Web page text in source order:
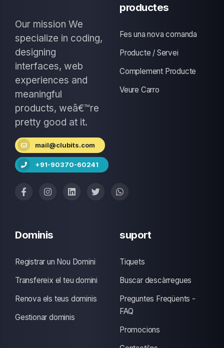
Our mission We
specialize in coding,
designing
interfaces, web
experiences and
meaningful
products, weâ€™re
pretty good at it.
mail@clubits.com
+91-90370-60241
productes
Fes una nova comanda
Producte / Servei
Complement Producte
Veure Carro
Dominis
Registrar un Nou Domini
Transfereix el teu domini
Renova els teus dominis
Gestionar dominis
suport
Tiquets
Buscar descàrregues
Preguntes Freqüents -
FAQ
Promocions